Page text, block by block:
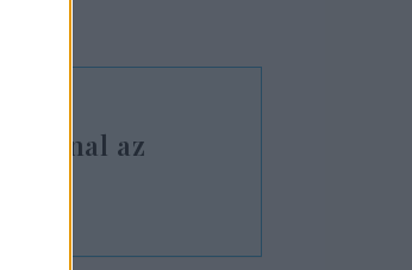
Iránnal az